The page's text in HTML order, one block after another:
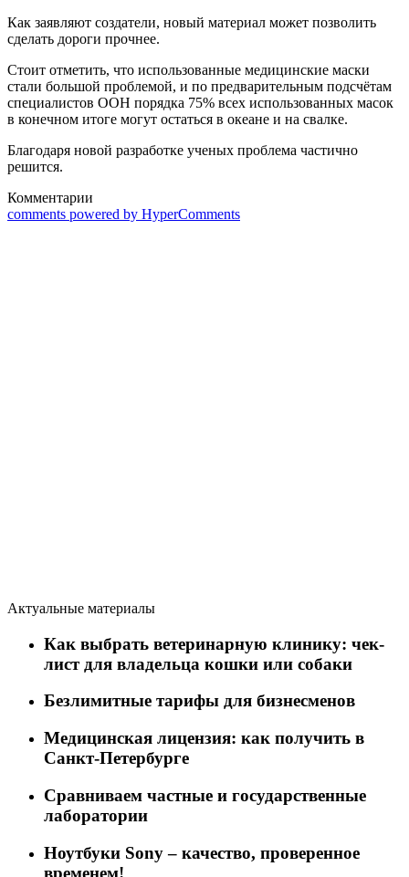
Как заявляют создатели, новый материал может позволить
сделать дороги прочнее.
Стоит отметить, что использованные медицинские маски
стали большой проблемой, и по предварительным подсчётам
специалистов ООН порядка 75% всех использованных масок
в конечном итоге могут остаться в океане и на свалке.
Благодаря новой разработке ученых проблема частично
решится.
Комментарии
comments powered by HyperComments
Актуальные материалы
Как выбрать ветеринарную клинику: чек-
лист для владельца кошки или собаки
Безлимитные тарифы для бизнесменов
Медицинская лицензия: как получить в
Санкт-Петербурге
Сравниваем частные и государственные
лаборатории
Ноутбуки Sony – качество, проверенное
временем!